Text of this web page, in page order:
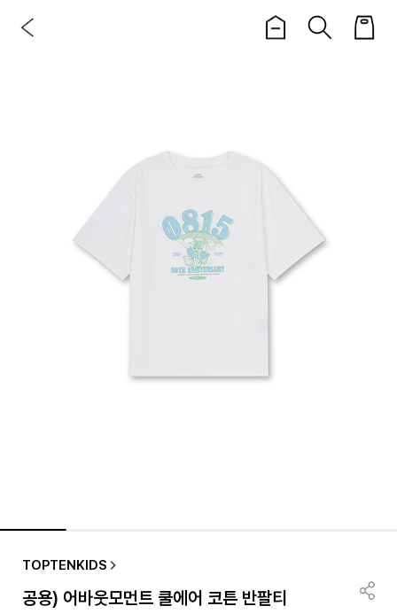
TOPTENKIDS
공용) 어바웃모먼트 쿨에어 코튼 반팔티